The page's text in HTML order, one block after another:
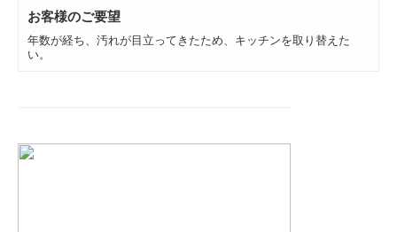
お客様のご要望
年数が経ち、汚れが目立ってきたため、キッチンを取り替えた
い。